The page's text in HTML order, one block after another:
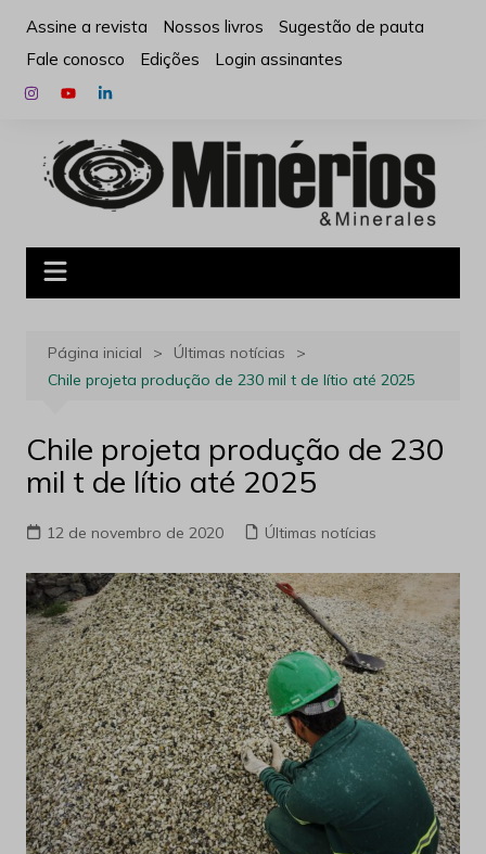
para
conteúdo
Assine a revista Nossos livros
Sugestão de pauta
Fale conosco
Edições Login assinantes
Página inicial
Últimas notícias
Chile projeta produção de 230 mil t de lítio até 2025
Chile projeta produção de 230
mil t de lítio até 2025
12 de novembro de 2020 Últimas notícias